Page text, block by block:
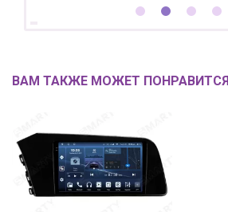
ВАМ ТАКЖЕ МОЖЕТ ПОНРАВИТСЯ